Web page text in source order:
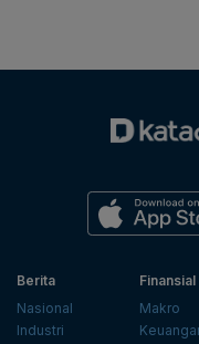
Berita
Nasional
Industri
Finansial
Makro